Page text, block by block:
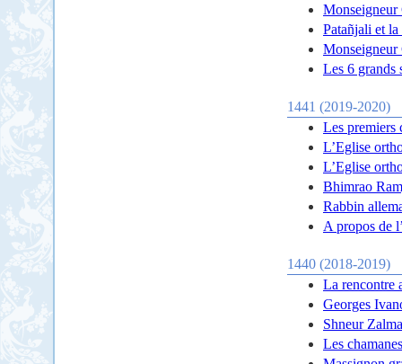
Monseigneur
Patañjali et la
Monseigneur
Les 6 grands
1441 (2019-2020)
Les premiers
L’Eglise
L’Eglise
Bhimrao
Rabbin
A propos de
1440 (2018-2019)
La rencontre
Georges
Shneur
Les